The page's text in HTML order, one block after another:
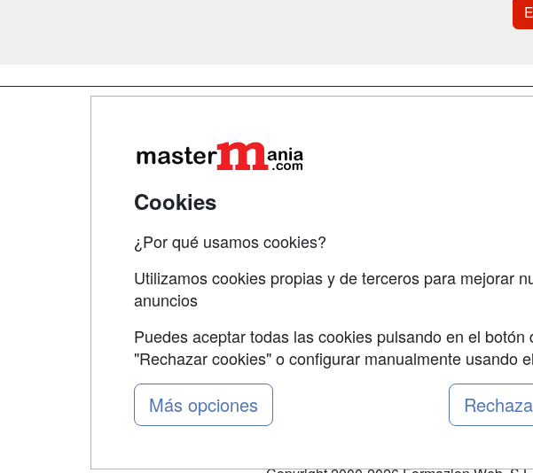
Grupo formazion:
Cookies
¿Por qué usamos cookies?
Utilizamos cookies propias y de terceros para mejorar
anuncios
Puedes aceptar todas las cookies pulsando en el
"Rechazar cookies" o configurar manualmente usando
Más opciones